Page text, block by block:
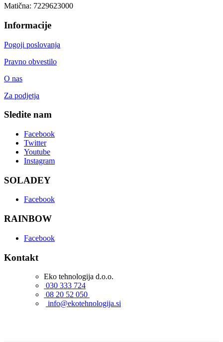
Matična: 7229623000
Informacije
Pogoji poslovanja
Pravno obvestilo
O nas
Za podjetja
Sledite nam
Facebook
Twitter
Youtube
Instagram
SOLADEY
Facebook
RAINBOW
Facebook
Kontakt
Eko tehnologija d.o.o.
030 333 724
08 20 52 050
info@ekotehnologija.si